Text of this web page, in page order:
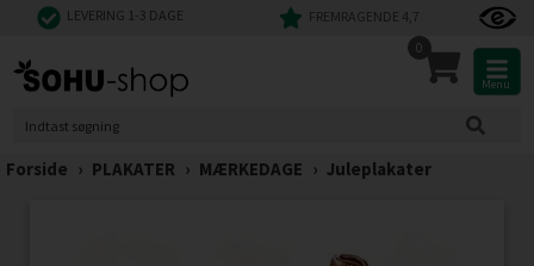
LEVERING 1-3 DAGE FREMRAGENDE 4,7
0
Menu
Forside › PLAKATER › MÆRKEDAGE › Juleplakater